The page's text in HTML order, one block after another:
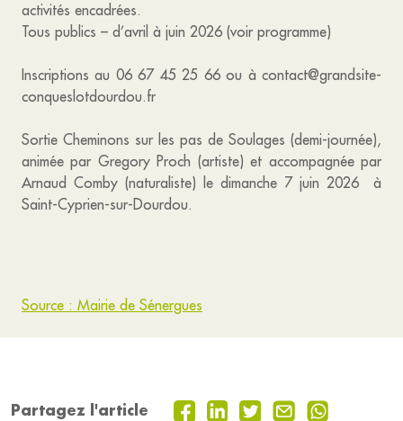
activités encadrées.
Tous publics – d’avril à juin 2026 (voir programme)
Inscriptions au 06 67 45 25 66 ou à contact@grandsite-
conqueslotdourdou.fr
Sortie Cheminons sur les pas de Soulages (demi-journée),
animée par Gregory Proch (artiste) et accompagnée par
Arnaud Comby (naturaliste) le dimanche 7 juin 2026 à
Saint-Cyprien-sur-Dourdou.
Source : Mairie de Sénergues
Partagez l'article